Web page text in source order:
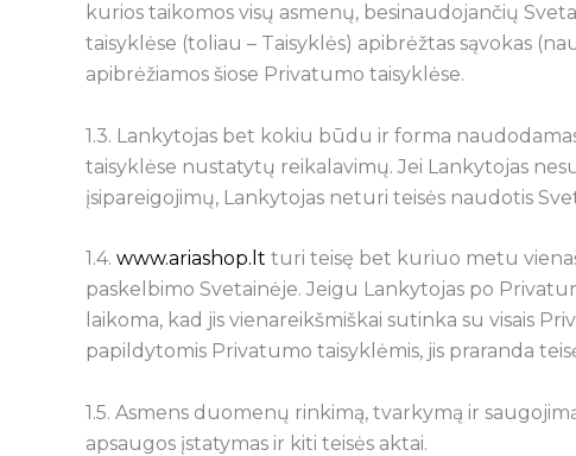
kurios taikomos visų asmenų, besinaudojančių
taisyklėse (toliau – Taisyklės) apibrėžtas sąvokas
apibrėžiamos šiose Privatumo taisyklėse.
1.3. Lankytojas bet kokiu būdu ir forma
taisyklėse nustatytų reikalavimų. Jei Lankytojas
įsipareigojimų, Lankytojas neturi teisės naudotis
1.4. www.ariashop.lt turi teisę bet kuriuo metu
paskelbimo Svetainėje. Jeigu Lankytojas po
laikoma, kad jis vienareikšmiškai sutinka su visais
papildytomis Privatumo taisyklėmis, jis praranda
1.5. Asmens duomenų rinkimą, tvarkymą ir
apsaugos įstatymas ir kiti teisės aktai.